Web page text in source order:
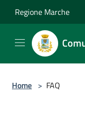
Regione Marche
Home > FAQ